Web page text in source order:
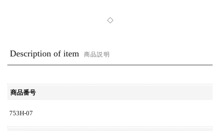
◇
Description of item 商品説明
商品番号
753H-07